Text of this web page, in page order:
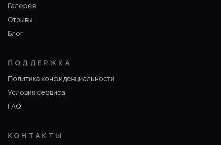
Галерея
Отзывы
Блог
ПОДДЕРЖКА
Политика конфиденциальности
Условия сервиса
FAQ
КОНТАКТЫ